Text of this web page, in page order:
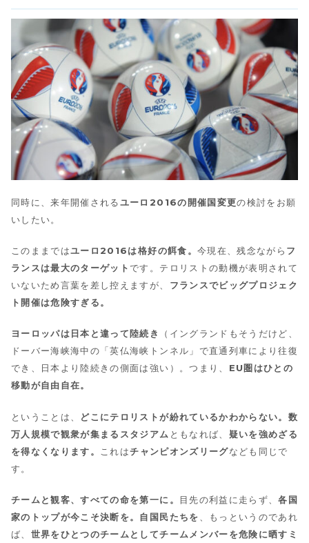
同時に、来年開催されるユーロ2016の開催国変更の検討をお願
いしたい。
このままではユーロ2016は格好の餌食。 今現在、残念ながら フ
ランスは最大のターゲットです。テロリストの動機が表明されて
いないため言葉を差し控えますが、 フランスでビッグプロジェク
ト開催は危険すぎる。
ヨーロッパは日本と違って陸続き
（イングランドもそうだけど、
ドーバー海峡海中の「英仏海峡トンネル」で直通列車により往復
でき、日本より陸続きの側面は強い）。つまり、 EU圏はひとの
移動が自由自在。
ということは、 どこにテロリストが紛れているかわからない。数
万人規模で観衆が集まるスタジアム ともなれば、 疑いを強めざる
を得なくなります。
これはチャンピオンズリーグなども同じで
す。
チームと観客、すべての命を第一に。 目先の利益に走らず、各国
家のトップが今こそ決断を。自国民たちを 、もっというのであれ
ば、 世界をひとつのチームとしてチームメンバーを危険に晒すミ